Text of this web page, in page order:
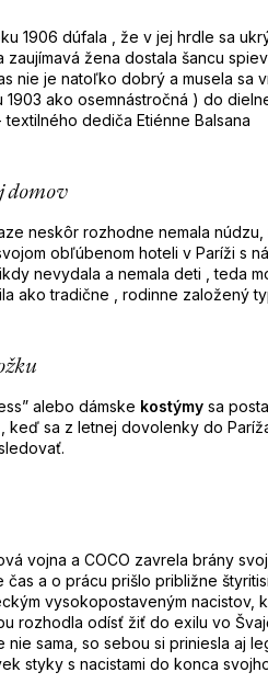
1906 dúfala , že v jej hrdle sa
žena dostala šancu
nie je natoľko dobrý a musela sa
ako osemnástročná ) do
dediča Etiénne Balsana
domov
neskôr rozhodne nemala núdzu,
obľúbenom hoteli v Paríži s
nevydala a nemala deti , teda
ako tradične , rodinne založený
alebo dámske kostýmy sa
sa z letnej dovolenky do
vojna a COCO zavrela brány
a o prácu prišlo približne
vysokopostaveným nacistov,
rozhodla odísť žiť do exilu vo
nie sama, so sebou si priniesla aj
styky s nacistami do konca